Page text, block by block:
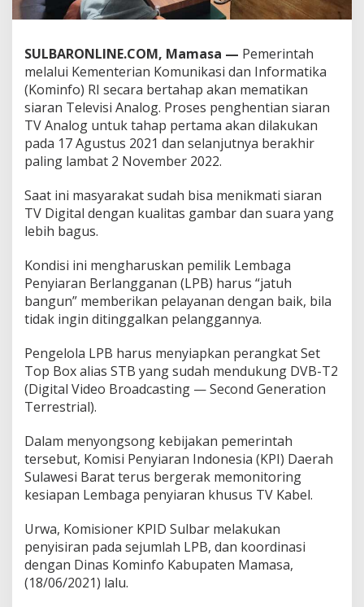
T
o
B
o
x
,
P
e
m
e
r
n
t
a
r
u
s
m
i
l
k
e
p
e
u
i
a
SULBARONLINE.COM, Mamasa — Pemerintah
melalui Kementerian Komunikasi dan Informatika
(Kominfo) RI secara bertahap akan mematikan
siaran Televisi Analog. Proses penghentian siaran
TV Analog untuk tahap pertama akan dilakukan
pada 17 Agustus 2021 dan selanjutnya berakhir
paling lambat 2 November 2022.
Saat ini masyarakat sudah bisa menikmati siaran
TV Digital dengan kualitas gambar dan suara yang
lebih bagus.
Kondisi ini mengharuskan pemilik Lembaga
Penyiaran Berlangganan (LPB) harus “jatuh
bangun” memberikan pelayanan dengan baik, bila
tidak ingin ditinggalkan pelanggannya.
Pengelola LPB harus menyiapkan perangkat Set
Top Box alias STB yang sudah mendukung DVB-T2
(Digital Video Broadcasting — Second Generation
Terrestrial).
Dalam menyongsong kebijakan pemerintah
tersebut, Komisi Penyiaran Indonesia (KPI) Daerah
Sulawesi Barat terus bergerak memonitoring
kesiapan Lembaga penyiaran khusus TV Kabel.
Urwa, Komisioner KPID Sulbar melakukan
penyisiran pada sejumlah LPB, dan koordinasi
dengan Dinas Kominfo Kabupaten Mamasa,
(18/06/2021) lalu.